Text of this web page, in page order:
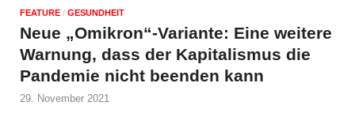
FEATURE / GESUNDHEIT
Neue „Omikron“-Variante: Eine weitere
Warnung, dass der Kapitalismus die
Pandemie nicht beenden kann
29. November 2021